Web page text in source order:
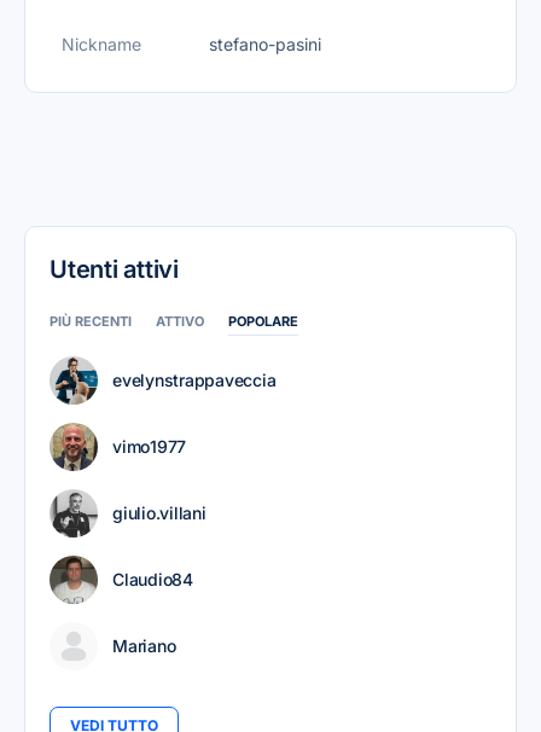
Nickname stefano-pasini
Utenti attivi
PIÙ RECENTI ATTIVO POPOLARE
evelynstrappaveccia
vimo1977
giulio.villani
Claudio84
Mariano
VEDI TUTTO